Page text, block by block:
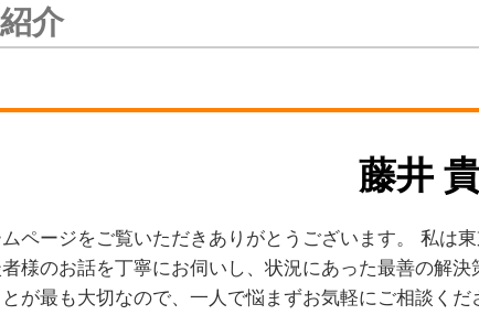
争い
害額請求 弁護士費用
害額請求 訴訟
不動産トラブ
隣人トラブル
明渡とは
隣人トラブル
隣人トラブル
隣人トラブル
続 弁護士
権回収
産分割協議
労働問題
離婚問題
遺産分割協議
介
藤井
ページをご覧いただきありがとうございます。 私は
様のお話を丁寧にお伺いし、状況にあった最善の解
が最も大切なので、一人で悩まずお気軽にご相談くだ